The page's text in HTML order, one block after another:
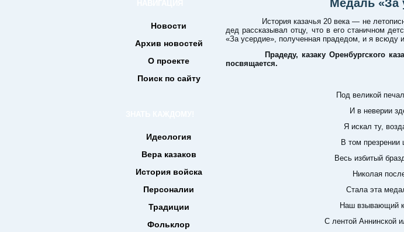
Новости
Архив новостей
О проекте
Поиск по сайту
Идеология
Вера казаков
История войска
Персоналии
Традиции
Фольклор
Медаль «За
История казачья 20 века — не
дед рассказывал отцу, что в его станичном
«За усердие», полученная прадедом, и я всюду
Прадеду, казаку Оренбургского
посвящается.
Под великой
И в неверии
Я искал ту,
В том презрении
Весь избитый
Николая
Стала эта
Наш взывающий
С лентой Аннинской